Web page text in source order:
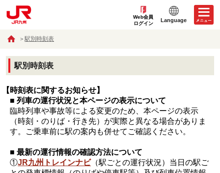
Web会員
ログイン
Language
駅別時刻表
駅別時刻表
【時刻表に関するお知らせ】
■ 列車の運行状況と本ページの表示について
臨時列車や事故等による変更のため、本ページの表示
（時刻・のりば・行き先）が実際と異なる場合がありま
す。ご乗車前に駅の案内も併せてご確認ください。
■ 最新の運行情報の確認方法について
①JR九州トレインナビ（駅ごとの運行状況）当日の駅ご